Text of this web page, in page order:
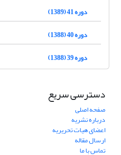
دوره 41 (1389)
دوره 40 (1388)
دوره 39 (1388)
دسترسی سریع
صفحه اصلی
درباره نشریه
اعضای هیات تحریریه
ارسال مقاله
تماس با ما